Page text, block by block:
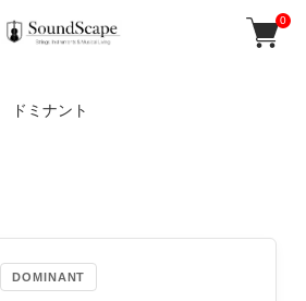
0
ドミナント
DOMINANT